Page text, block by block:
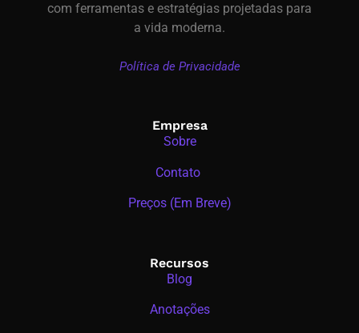
com ferramentas e estratégias projetadas para
a vida moderna.
Política de Privacidade
Empresa
Sobre
Contato
Preços (Em Breve)
Recursos
Blog
Anotações